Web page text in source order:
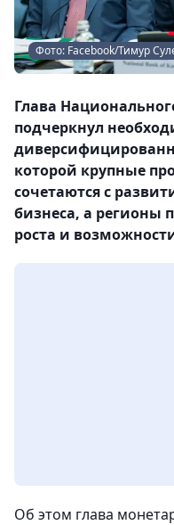
Фото: Facebook/Тимур
Глава
подчеркнул
которой крупные
сочетаются с
бизнеса, а регионы
роста и
Об этом глава